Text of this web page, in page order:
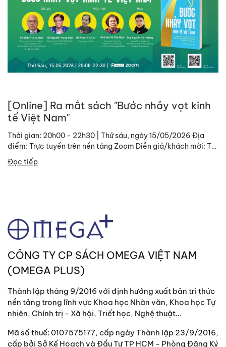
[Online] Ra mắt sách "Bước nhảy vọt kinh
tế Việt Nam"
Thời gian: 20h00 - 22h30 | Thứ sáu, ngày 15/05/2026 Địa
điểm: Trực tuyến trên nền tảng Zoom Diễn giả/khách mời: TS.
Đinh Trường Hinh, Chuyên gia kinh tế cao...
Đọc tiếp
CÔNG TY CP SÁCH OMEGA VIỆT NAM
(OMEGA PLUS)
Thành lập tháng 9/2016 với định hướng xuất bản tri thức
nền tảng trong lĩnh vực Khoa học Nhân văn, Khoa học Tự
nhiên, Chính trị - Xã hội, Triết học, Nghệ thuật…
Mã số thuế: 0107575177, cấp ngày Thành lập 23/9/2016,
cấp bởi Sở Kế Hoạch và Đầu Tư TP HCM - Phòng Đăng Ký